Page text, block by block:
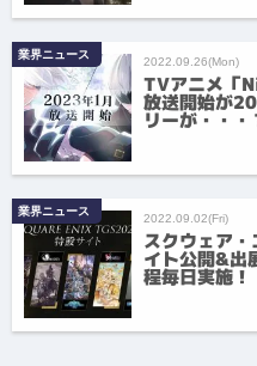
業界ニュース 2022.09.26(Mon)
TVアニメ
放送開始が
リーが・・・
業界ニュース 2022.09.02(Fri)
スクウェア
イト公開&出
程毎日実施！